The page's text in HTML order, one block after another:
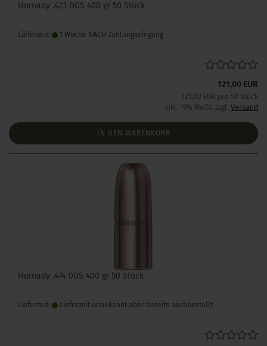
Hornady .423 DGS 400 gr 50 Stück
Lieferzeit: 1 Woche NACH Zahlungseingang
121,00 EUR
121,00 EUR pro 50 Stück
inkl. 19% MwSt. zzgl. Versand
IN DEN WARENKORB
Hornady .474 DGS 400 gr 50 Stück
Lieferzeit: Lieferzeit unbekannt aber bereits nachbestellt